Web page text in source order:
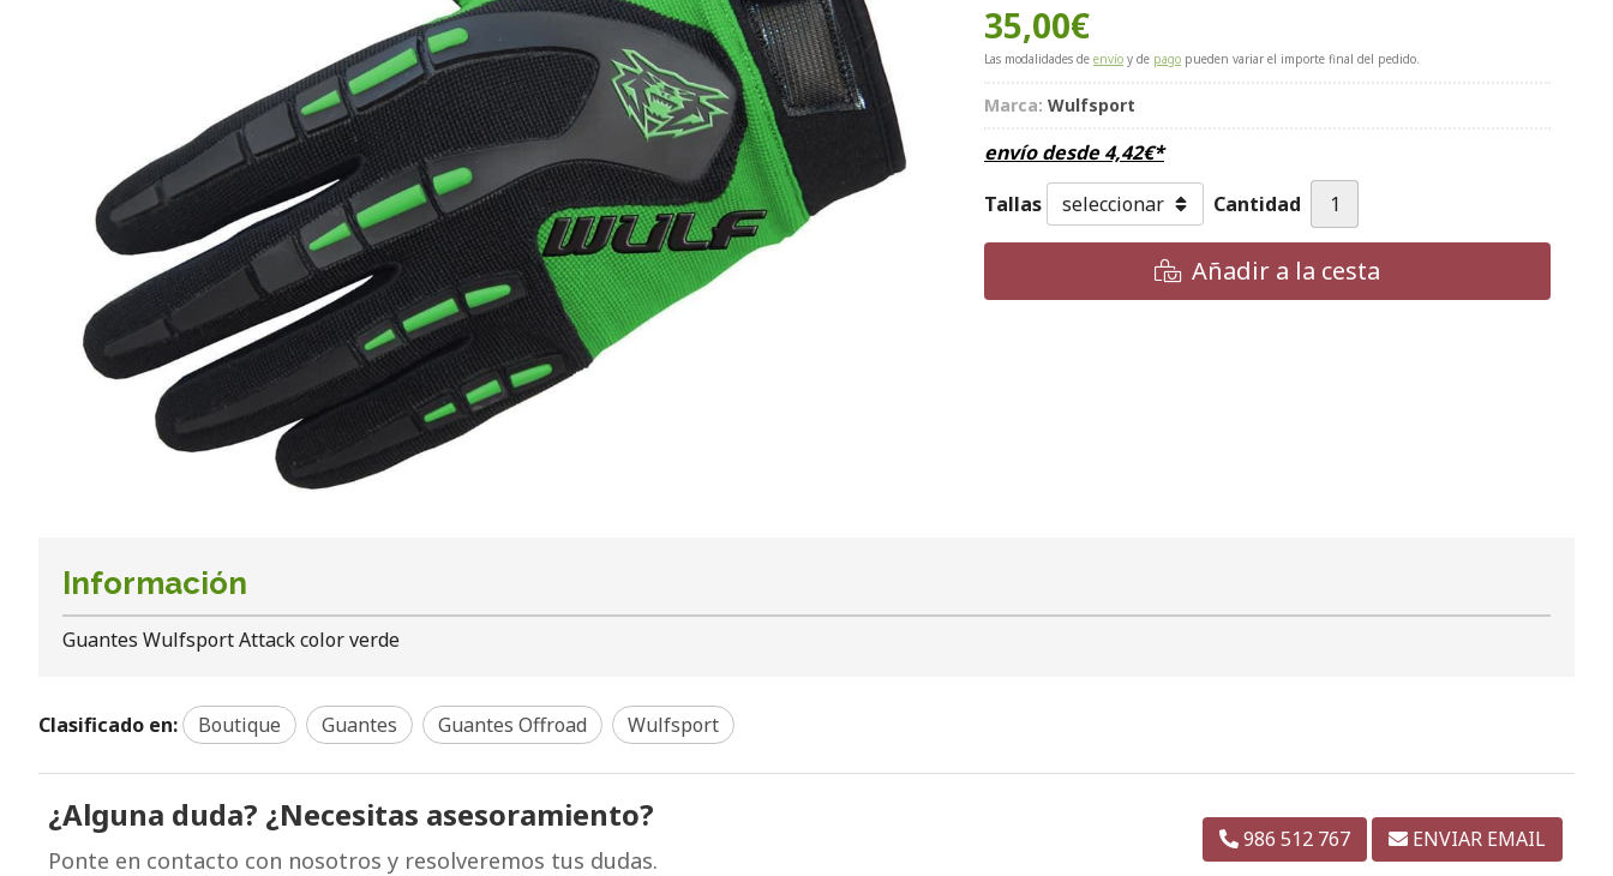
35,00€
Las modalidades de envío y de pago pueden variar el importe final del pedido.
Marca: Wulfsport
envío desde4,42€*
Tallas
Cantidad
Añadir a la cesta
Información
Guantes Wulfsport Attack color verde
Clasificado en: Boutique Guantes Guantes Offroad Wulfsport
¿Alguna duda? ¿Necesitas asesoramiento?
Ponte en contacto con nosotros y resolveremos tus dudas.
986 512 767 ENVIAR EMAIL